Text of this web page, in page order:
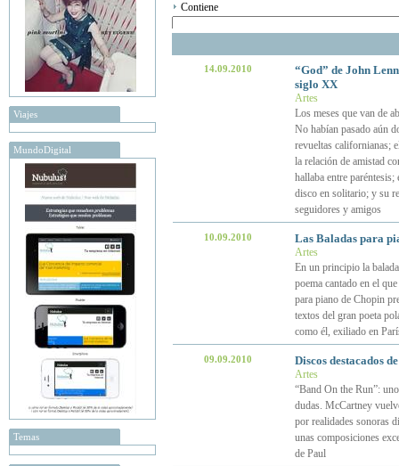
Viajes
MundoDigital
Temas
Contiene
14.09.2010
“God” de John
siglo XX
Artes
Los meses que van de
No habían pasado aún
revueltas californianas;
la relación de amistad
hallaba entre
disco en solitario; y su
seguidores y amigos
10.09.2010 Las Baladas para
Artes
En un principio la
poema cantado en el
para piano de Chopin
textos del gran poeta
como él, exiliado en
09.09.2010 Discos destacados
Artes
“Band On the Run”:
dudas. McCartney
por realidades sonoras
unas composiciones
de Paul